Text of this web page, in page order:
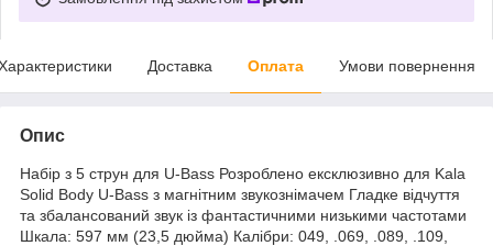
Доставка Оплата Умови повернення
Опис
Набір з 5 струн для U-Bass Розроблено ексклюзивно для Kala
Solid Body U-Bass з магнітним звукознімачем Гладке відчуття
та збалансований звук із фантастичними низькими частотами
Шкала: 597 мм (23,5 дюйма) Калібри: 049, .069, .089, .109,